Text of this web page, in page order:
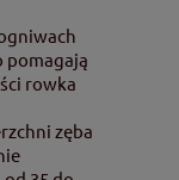
pomagają
rowka
zęba